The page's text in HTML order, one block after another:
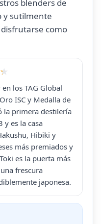
blenders de
y sutilmente
como
los TAG Global
ISC y Medalla de
la primera destilería
y es la casa
Hibiki y
más premiados y
es la puerta más
frescura
japonesa.